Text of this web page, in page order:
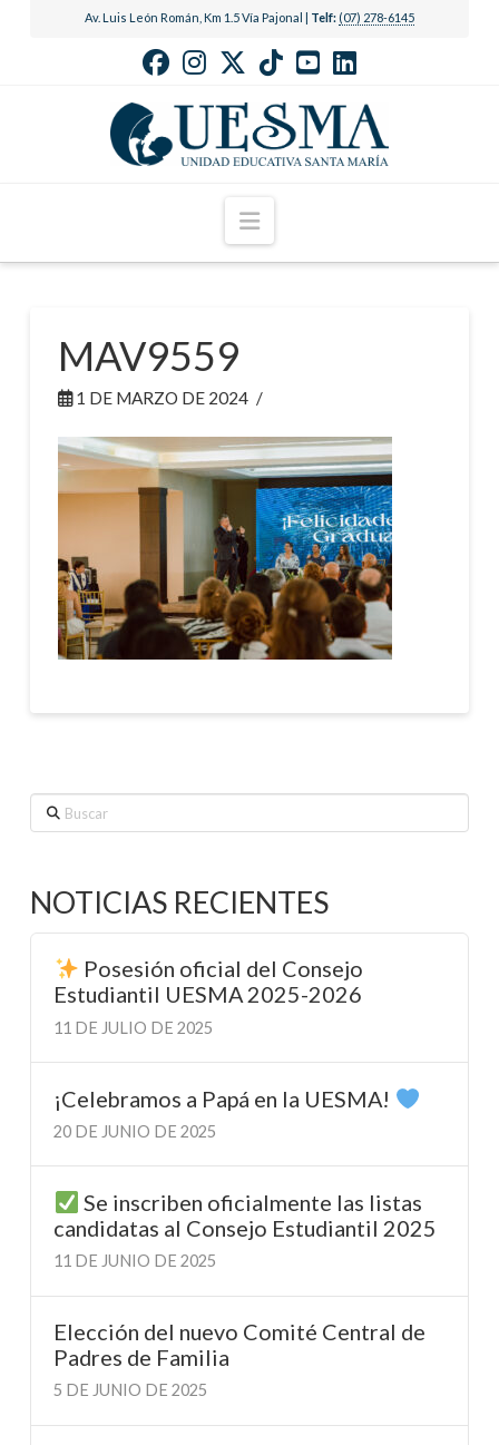
Av. Luis León Román, Km 1.5 Vía Pajonal | Telf: (07) 278-6145
Navigation
MAV9559
1 DE MARZO DE 2024
Buscar
NOTICIAS RECIENTES
Posesión oficial del Consejo
Estudiantil UESMA 2025-2026
11 DE JULIO DE 2025
¡Celebramos a Papá en la UESMA!
20 DE JUNIO DE 2025
Se inscriben oficialmente las listas
candidatas al Consejo Estudiantil 2025
11 DE JUNIO DE 2025
Elección del nuevo Comité Central de
Padres de Familia
5 DE JUNIO DE 2025